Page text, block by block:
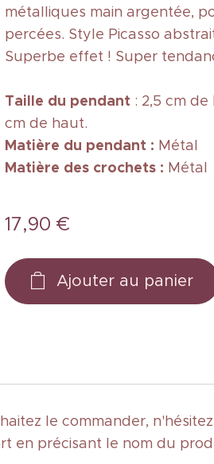
métalliques main argentée,
percées. Style Picasso
Superbe effet ! Super
Taille du pendant : 2,5 cm
cm de haut.
Matière du pendant : Métal
Matière des crochets : Métal
17,90 €
Ajouter au panier
le commander,
en précisant le nom du